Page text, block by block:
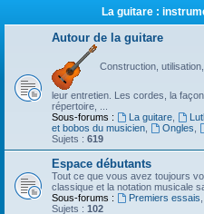
La guitare :
Autour de la guitare
Construction,
leur entretien. Les cordes, la
répertoire, ...
Sous-forums :
La guitare,
et bobos du musicien
Ongles
Sujets : 619
Espace débutants
Tout ce que vous avez toujours
classique et la notation musicale
Sous-forums :
Premiers essais
Sujets : 102